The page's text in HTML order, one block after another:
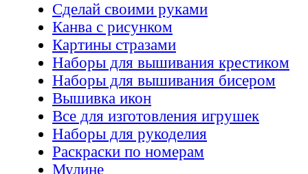
Сделай своими руками
Канва с рисунком
Картины стразами
Наборы для вышивания крестиком
Наборы для вышивания бисером
Вышивка икон
Все для изготовления игрушек
Наборы для рукоделия
Раскраски по номерам
Мулине